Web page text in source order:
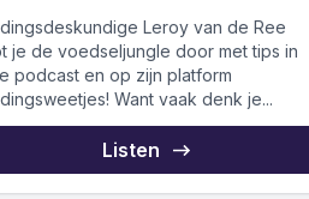
Leroy van de Ree
je de voedseljungle door met tips in
podcast en op zijn platform
Want vaak denk je...
Listen